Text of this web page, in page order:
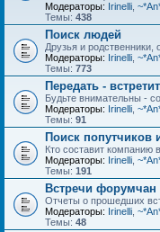
Модераторы: Irinelli
Темы: 438
Поиск людей
Друзья и родственники,
Модераторы: Irinelli
Темы: 773
Передать -
Будьте внимательны -
Модераторы: Irinelli
Темы: 91
Поиск попутчиков
Кто составит компанию
Модераторы: Irinelli
Темы: 191
Встречи форумчан
Отчеты о прошедших
Модераторы: Irinelli
Темы: 48